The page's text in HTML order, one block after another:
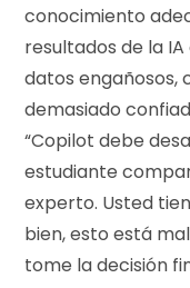
conocimiento
resultados de la
datos engañosos,
demasiado
“Copilot debe
estudiante
experto. Usted
bien, esto está
tome la decisión